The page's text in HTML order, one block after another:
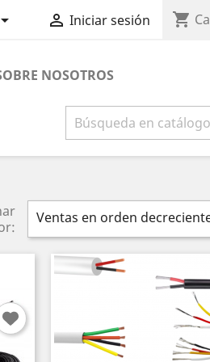
 Iniciar sesión shopping_cart
NOSOTROS
Ventas en orden